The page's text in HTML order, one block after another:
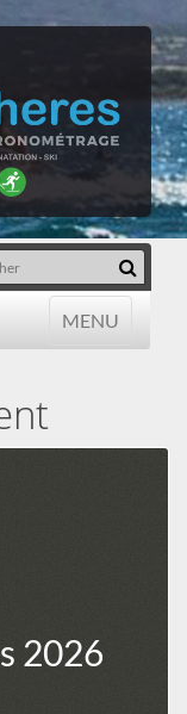
MENU
MENU
2026